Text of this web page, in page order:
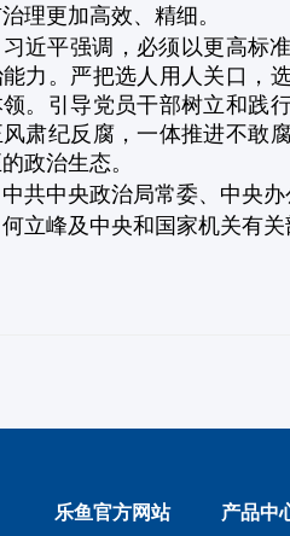
理更加高效、精细。
习近平强调，必须以更高标
力。严把选人用人关口，
。引导党员干部树立和践
肃纪反腐，一体推进不敢
政治生态。
中共中央政治局常委、中央办
何立峰及中央和国家机关有关
乐鱼官方网站 产品中